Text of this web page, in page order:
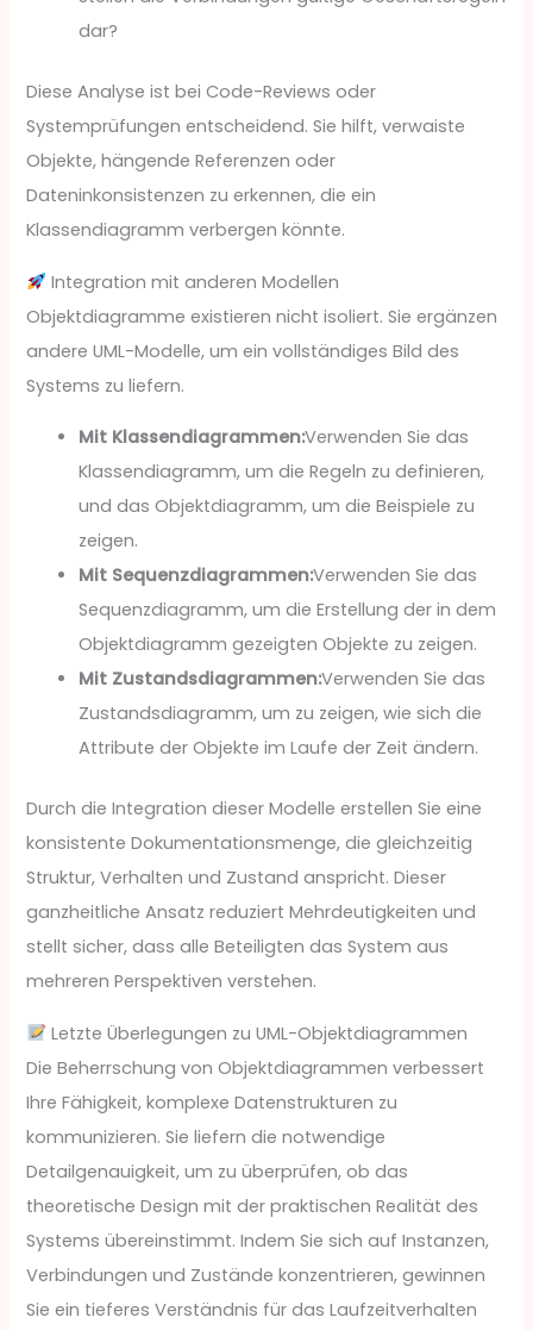
dar?
Diese Analyse ist bei Code-Reviews oder
Systemprüfungen entscheidend. Sie hilft, verwaiste
Objekte, hängende Referenzen oder
Dateninkonsistenzen zu erkennen, die ein
Klassendiagramm verbergen könnte.
Integration mit anderen Modellen
Objektdiagramme existieren nicht isoliert. Sie ergänzen
andere UML-Modelle, um ein vollständiges Bild des
Systems zu liefern.
Mit Klassendiagrammen:Verwenden Sie das
Klassendiagramm, um die Regeln zu definieren,
und das Objektdiagramm, um die Beispiele zu
zeigen.
Mit Sequenzdiagrammen:Verwenden Sie das
Sequenzdiagramm, um die Erstellung der in dem
Objektdiagramm gezeigten Objekte zu zeigen.
Mit Zustandsdiagrammen:Verwenden Sie das
Zustandsdiagramm, um zu zeigen, wie sich die
Attribute der Objekte im Laufe der Zeit ändern.
Durch die Integration dieser Modelle erstellen Sie eine
konsistente Dokumentationsmenge, die gleichzeitig
Struktur, Verhalten und Zustand anspricht. Dieser
ganzheitliche Ansatz reduziert Mehrdeutigkeiten und
stellt sicher, dass alle Beteiligten das System aus
mehreren Perspektiven verstehen.
Letzte Überlegungen zu UML-Objektdiagrammen
Die Beherrschung von Objektdiagrammen verbessert
Ihre Fähigkeit, komplexe Datenstrukturen zu
kommunizieren. Sie liefern die notwendige
Detailgenauigkeit, um zu überprüfen, ob das
theoretische Design mit der praktischen Realität des
Systems übereinstimmt. Indem Sie sich auf Instanzen,
Verbindungen und Zustände konzentrieren, gewinnen
Sie ein tieferes Verständnis für das Laufzeitverhalten